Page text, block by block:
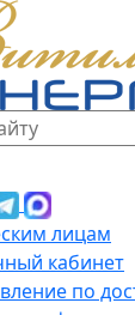
лицам
кабинет
по